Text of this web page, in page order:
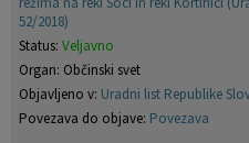
52/2018)
Status: Veljavno
Organ: Občinski svet
Objavljeno v: Uradni list Republike
Povezava do objave: Povezava